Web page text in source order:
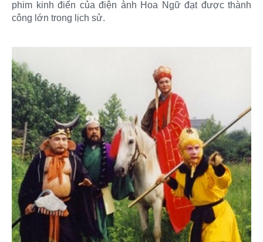
phim kinh điển của điện ảnh Hoa Ngữ đạt được thành
công lớn trong lịch sử.